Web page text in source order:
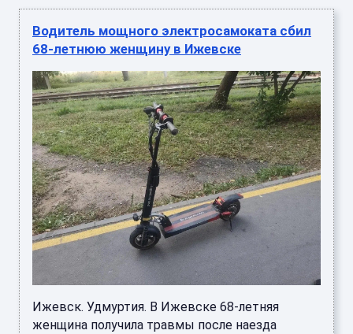
Водитель мощного электросамоката сбил
68-летнюю женщину в Ижевске
Ижевск. Удмуртия. В Ижевске 68-летняя
женщина получила травмы после наезда